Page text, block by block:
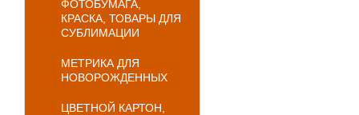
ФОТОБУМАГА,
КРАСКА, ТОВАРЫ ДЛЯ
СУБЛИМАЦИИ
МЕТРИКА ДЛЯ
НОВОРОЖДЕННЫХ
ЦВЕТНОЙ КАРТОН,